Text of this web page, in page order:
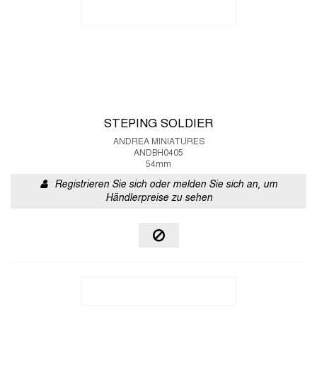
STEPING SOLDIER
ANDREA MINIATURES
ANDBH0405
54mm
Registrieren Sie sich oder melden Sie sich an, um
Händlerpreise zu sehen